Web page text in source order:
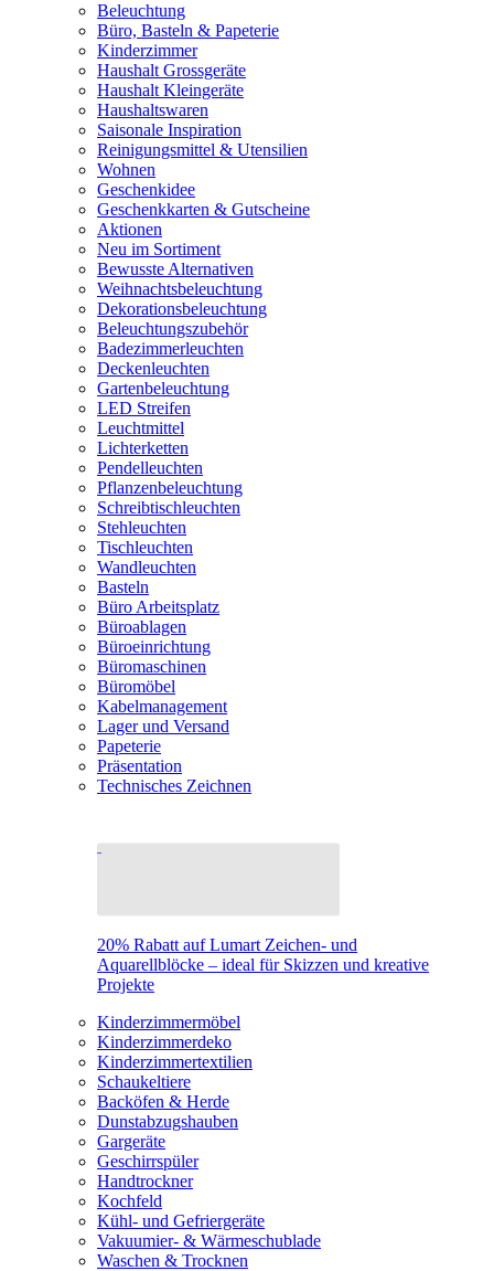
Beleuchtung
Büro, Basteln & Papeterie
Kinderzimmer
Haushalt Grossgeräte
Haushalt Kleingeräte
Haushaltswaren
Saisonale Inspiration
Reinigungsmittel & Utensilien
Wohnen
Geschenkidee
Geschenkkarten & Gutscheine
Aktionen
Neu im Sortiment
Bewusste Alternativen
Weihnachtsbeleuchtung
Dekorationsbeleuchtung
Beleuchtungszubehör
Badezimmerleuchten
Deckenleuchten
Gartenbeleuchtung
LED Streifen
Leuchtmittel
Lichterketten
Pendelleuchten
Pflanzenbeleuchtung
Schreibtischleuchten
Stehleuchten
Tischleuchten
Wandleuchten
Basteln
Büro Arbeitsplatz
Büroablagen
Büroeinrichtung
Büromaschinen
Büromöbel
Kabelmanagement
Lager und Versand
Papeterie
Präsentation
Technisches Zeichnen
20% Rabatt auf Lumart Zeichen- und
Aquarellblöcke – ideal für Skizzen und kreative
Projekte
Kinderzimmermöbel
Kinderzimmerdeko
Kinderzimmertextilien
Schaukeltiere
Backöfen & Herde
Dunstabzugshauben
Gargeräte
Geschirrspüler
Handtrockner
Kochfeld
Kühl- und Gefriergeräte
Vakuumier- & Wärmeschublade
Waschen & Trocknen